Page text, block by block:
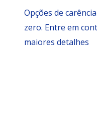
Opções de
zero. Entre em
maiores detalhes